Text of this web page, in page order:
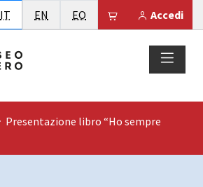
Accedi
Il tuo carrello è
IT Italiano
EN English
EO Esperanto
Presentazione libro “Ho sempre